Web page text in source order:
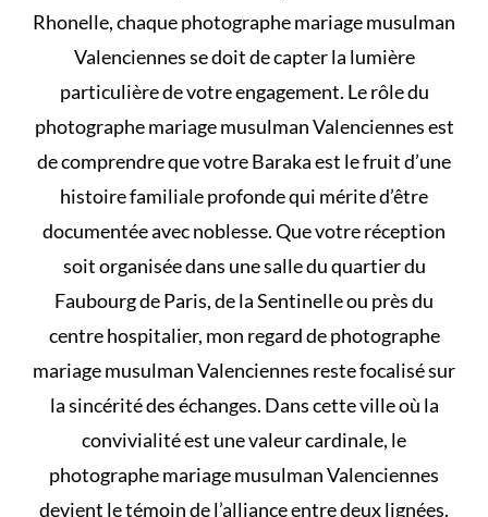
Rhonelle, chaque photographe mariage musulman
Valenciennes se doit de capter la lumière
particulière de votre engagement. Le rôle du
photographe mariage musulman Valenciennes est
de comprendre que votre Baraka est le fruit d’une
histoire familiale profonde qui mérite d’être
documentée avec noblesse. Que votre réception
soit organisée dans une salle du quartier du
Faubourg de Paris, de la Sentinelle ou près du
centre hospitalier, mon regard de photographe
mariage musulman Valenciennes reste focalisé sur
la sincérité des échanges. Dans cette ville où la
convivialité est une valeur cardinale, le
photographe mariage musulman Valenciennes
devient le témoin de l’alliance entre deux lignées.